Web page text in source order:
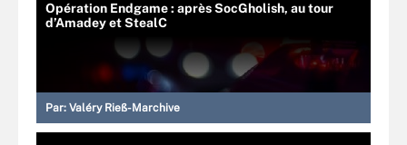
Opération Endgame : après SocGholish, au tour
d’Amadey et StealC
Par: Valéry Rieß-Marchive